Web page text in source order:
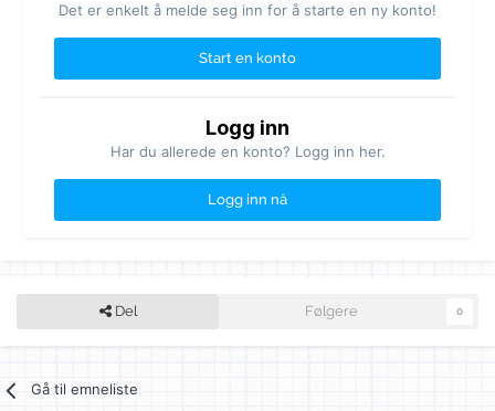
Det er enkelt å melde seg inn for å starte en ny konto!
Start en konto
Logg inn
Har du allerede en konto? Logg inn her.
Logg inn nå
Del Følgere 0
Gå til emneliste